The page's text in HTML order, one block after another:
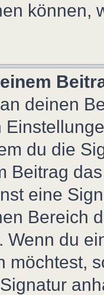
können,
deinen
du die
Beitrag
eine
Bereich
Wenn du
möchtest,